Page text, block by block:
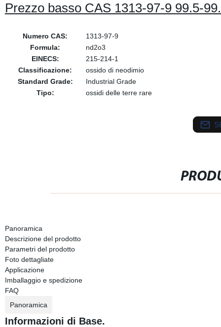
Prezzo basso CAS 1313-97-9 99.5-
Numero CAS:
1313-97-9
Formula:
nd2o3
EINECS:
215-214-1
Classificazione:
ossido di neodimio
Standard Grade:
Industrial Grade
Tipo:
ossidi delle terre rare
Panoramica
Descrizione del prodotto
Parametri del prodotto
Foto dettagliate
Applicazione
Imballaggio e spedizione
FAQ
Panoramica
Informazioni di Base.